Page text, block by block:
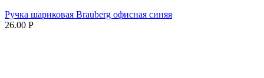
Ручка шариковая Brauberg офисная синяя
26.00 Р